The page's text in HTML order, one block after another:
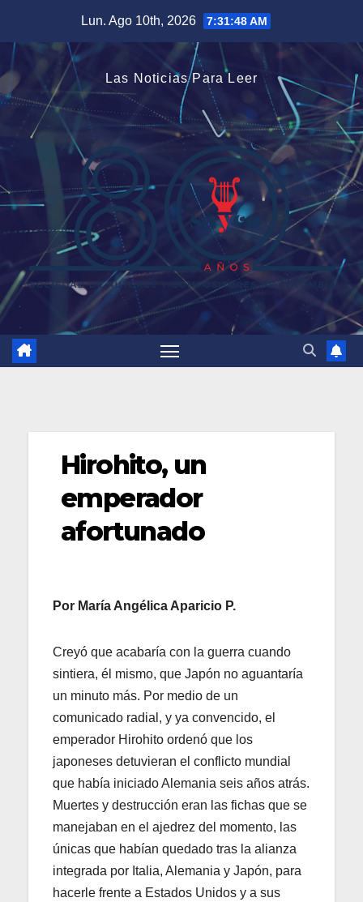
contenido
Lun. Ago 10th, 2026 7:31:49 AM
Las Noticias Para Leer
Hirohito, un
emperador
afortunado
Por María Angélica Aparicio P.
Creyó que acabaría con la guerra cuando
sintiera, él mismo, que Japón no aguantaría
un minuto más. Por medio de un
comunicado radial, y ya convencido, el
emperador Hirohito ordenó que los
japoneses detuvieran el conflicto mundial
que había iniciado Alemania seis años atrás.
Muertes y destrucción eran las fichas que se
manejaban en el ajedrez del momento, las
únicas que habían quedado tras la alianza
integrada por Italia, Alemania y Japón, para
hacerle frente a Estados Unidos y a sus